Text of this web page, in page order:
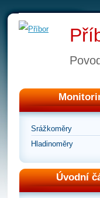
Srážkoměry
Hladinoměry
Úvodní